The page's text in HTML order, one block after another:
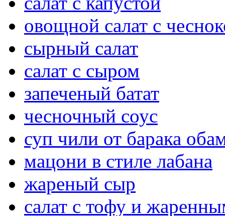
овощной салат с
сырный салат
салат с сыром
запеченый батат
чесночный соус
суп чили от барака
мацони в стиле лабана
жареный сыр
салат с тофу и